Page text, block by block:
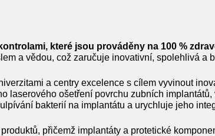
které jsou prováděny na 100 %
a vědou, což zaručuje inovativní, spolehlivá a
a centry excelence s cílem vyvinout
laserového ošetření povrchu zubních
bakterií na implantátu a urychluje jeho
přičemž implantáty a protetické